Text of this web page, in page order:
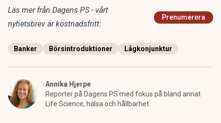
Läs mer från Dagens PS - vårt
nyhetsbrev är kostnadsfritt:
Prenumerera
Banker Börsintroduktioner Lågkonjunktur
Annika Hjerpe
Reporter på Dagens PS med fokus på bland annat
Life Science, hälsa och hållbarhet.